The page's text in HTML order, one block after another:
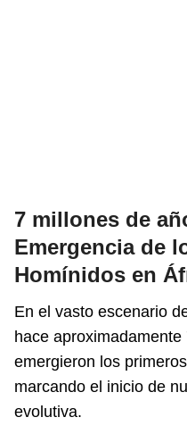
7 millones de
Emergencia de
Homínidos en
En el vasto escenario
hace
emergieron los
marcando el inicio de
evolutiva.